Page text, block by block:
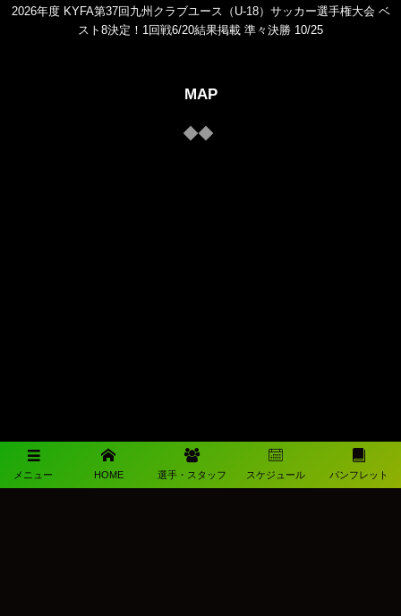
メニュー HOME 選手・スタッフ スケジュール パンフレット
2026年度 KYFA第37回九州クラブユース（U-18）サッカー選手権大会 ベ
スト8決定！1回戦6/20結果掲載 準々決勝 10/25
MAP